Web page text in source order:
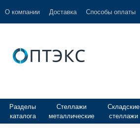
О компании Доставка Способы оплаты
Разделы
каталога
Стеллажи
металлические
Складские
стеллажи